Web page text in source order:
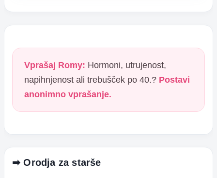
Vprašaj Romy: Hormoni, utrujenost,
napihnjenost ali trebušček po 40.? Postavi
anonimno vprašanje.
➡ Orodja za starše